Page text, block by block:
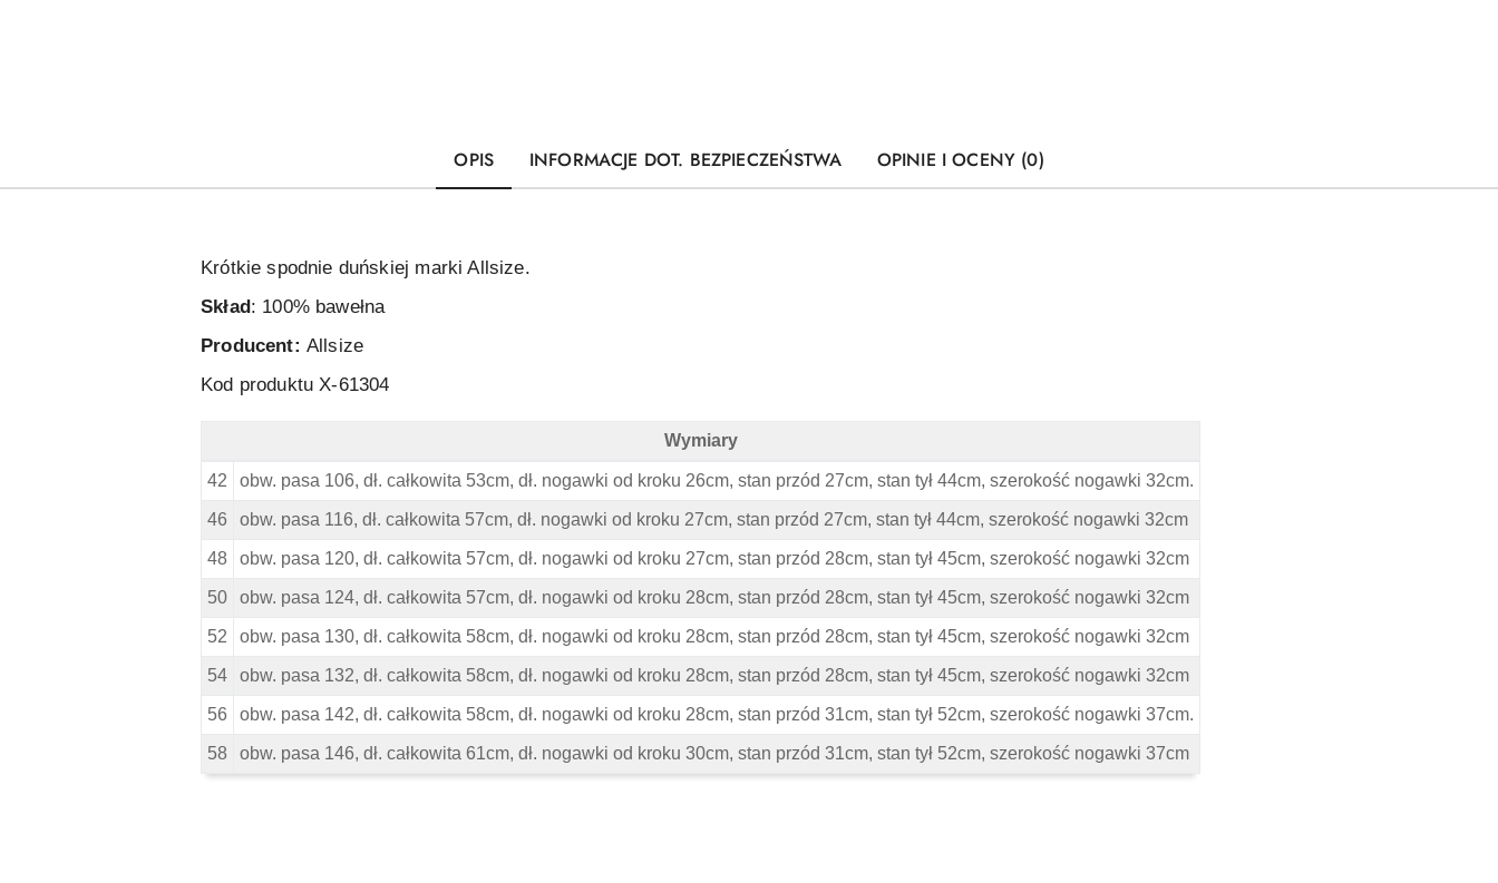
OPIS INFORMACJE DOT. BEZPIECZEŃSTWA OPINIE I OCENY (0)
Krótkie spodnie duńskiej marki Allsize.
Skład: 100% bawełna
Producent: Allsize
Kod produktu X-61304
Replika Krótkie spodnie - Wymiary
Wymiary
42 obw. pasa 106, dł. całkowita 53cm, dł. nogawki od kroku 26cm, stan przód 27cm, stan tył 44cm, szerokość nogawki 32cm.
46 obw. pasa 116, dł. całkowita 57cm, dł. nogawki od kroku 27cm, stan przód 27cm, stan tył 44cm, szerokość nogawki 32cm
48 obw. pasa 120, dł. całkowita 57cm, dł. nogawki od kroku 27cm, stan przód 28cm, stan tył 45cm, szerokość nogawki 32cm
50 obw. pasa 124, dł. całkowita 57cm, dł. nogawki od kroku 28cm, stan przód 28cm, stan tył 45cm, szerokość nogawki 32cm
52 obw. pasa 130, dł. całkowita 58cm, dł. nogawki od kroku 28cm, stan przód 28cm, stan tył 45cm, szerokość nogawki 32cm
54 obw. pasa 132, dł. całkowita 58cm, dł. nogawki od kroku 28cm, stan przód 28cm, stan tył 45cm, szerokość nogawki 32cm
56 obw. pasa 142, dł. całkowita 58cm, dł. nogawki od kroku 28cm, stan przód 31cm, stan tył 52cm, szerokość nogawki 37cm.
58 obw. pasa 146, dł. całkowita 61cm, dł. nogawki od kroku 30cm, stan przód 31cm, stan tył 52cm, szerokość nogawki 37cm